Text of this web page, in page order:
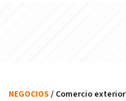
NEGOCIOS / Comercio exterior